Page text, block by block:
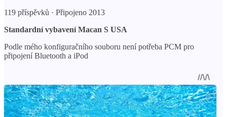
119 příspěvků · Připojeno 2013
Standardní vybavení Macan S USA
Podle mého konfiguračního souboru není potřeba PCM pro
připojení Bluetooth a iPod